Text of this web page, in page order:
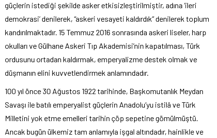
güçlerin istediği şekilde asker etkisizleştirilmiştir, adına ‘ileri
demokrasi’ denilerek, “askeri vesayeti kaldırdık” denilerek toplum
kandırılmaktadır. 15 Temmuz 2016 sonrasında askeri liseler, harp
okulları ve Gülhane Askeri Tıp Akademisi’nin kapatılması, Türk
ordusunu ortadan kaldırmak, emperyalizme destek olmak ve
düşmanın elini kuvvetlendirmek anlamındadır.
100 yıl önce 30 Ağustos 1922 tarihinde, Başkomutanlık Meydan
Savaşı ile batılı emperyalist güçlerin Anadolu’yu istilâ ve Türk
Milletini yok etme emelleri tarihin çöp sepetine gömülmüştü.
Ancak bugün ülkemiz tam anlamıyla işgal altındadır, hainlikle ve